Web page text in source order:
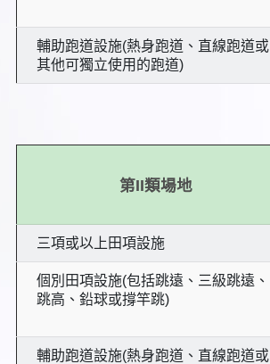
輔助跑道設施(熱身跑道、直線跑道或
其他可獨立使用的跑道)
第II類場地
三項或以上田項設施
個別田項設施(包括跳遠、三級跳遠、
跳高、鉛球或撐竿跳)
輔助跑道設施(熱身跑道、直線跑道或